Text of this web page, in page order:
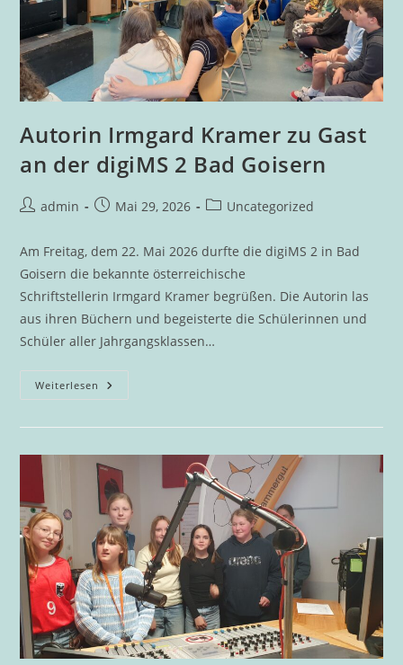
Autorin Irmgard Kramer zu Gast
an der digiMS 2 Bad Goisern
Beitrags-
admin
BeitragMai 29, 2026
Beitrags-
Uncategorized
Am Freitag, dem 22. Mai 2026 durfte die digiMS 2 in Bad
Goisern die bekannte österreichische
Schriftstellerin Irmgard Kramer begrüßen. Die Autorin las
aus ihren Büchern und begeisterte die Schülerinnen und
Schüler aller Jahrgangsklassen…
Weiterlesen Autorin
Irmgard
Zu
Der
DigiMS
2
Bad
Goisern